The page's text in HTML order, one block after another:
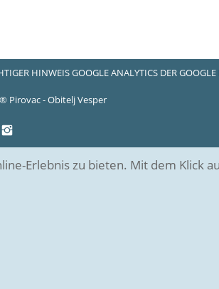
HINWEIS GOOGLE ANALYTICS DER GOOGLE
Pirovac - Obitelj Vesper
Erlebnis zu bieten. Mit dem Klick